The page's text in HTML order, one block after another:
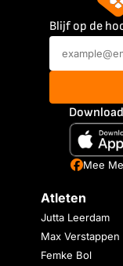
Blijf op de
Mee
Atleten
Jutta Leerdam
Max Verstappen
Femke Bol